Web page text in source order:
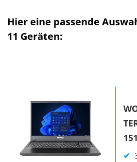
Hier eine passende
11 Geräten: